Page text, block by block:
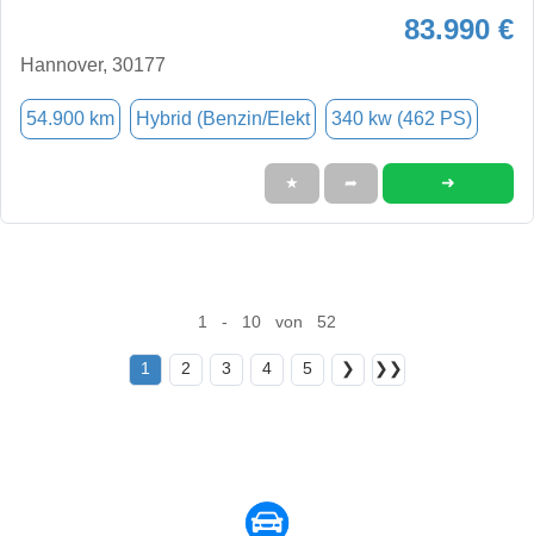
83.990 €
Hannover, 30177
54.900 km Hybrid (Benzin/Elekt 340 kw (462 PS)
★ ➦ ➜
1 - 10 von 52
1 2 3 4 5 ❯ ❯❯